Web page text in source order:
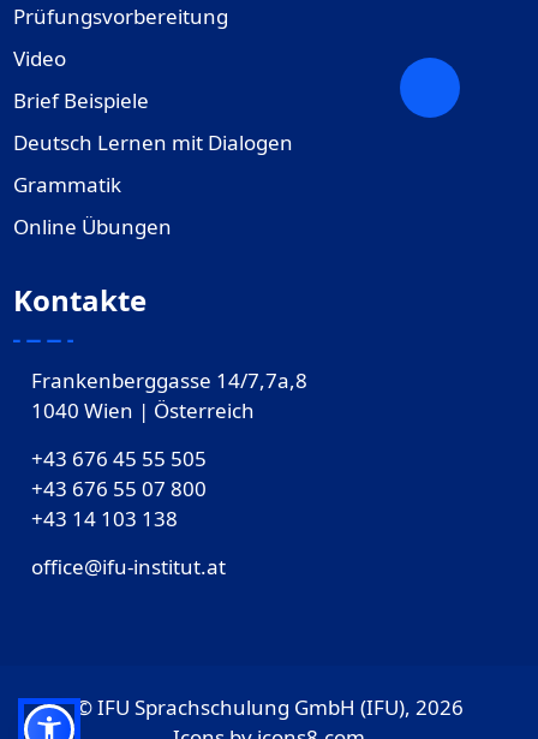
Prüfungsvorbereitung
Video
Brief Beispiele
Deutsch Lernen mit Dialogen
Grammatik
Online Übungen
Kontakte
Frankenberggasse 14/7,7a,8
1040 Wien | Österreich
+43 676 45 55 505
+43 676 55 07 800
‎+43 14 103 138
office@ifu-institut.at
© IFU Sprachschulung GmbH (IFU), 2026